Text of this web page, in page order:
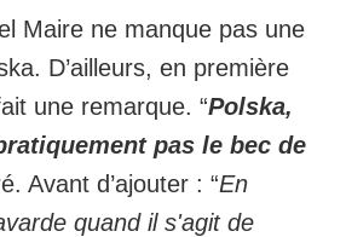
Maire ne manque pas une
. D’ailleurs, en première
une remarque. “Polska,
pas le bec de
Avant d’ajouter : “En
quand il s'agit de